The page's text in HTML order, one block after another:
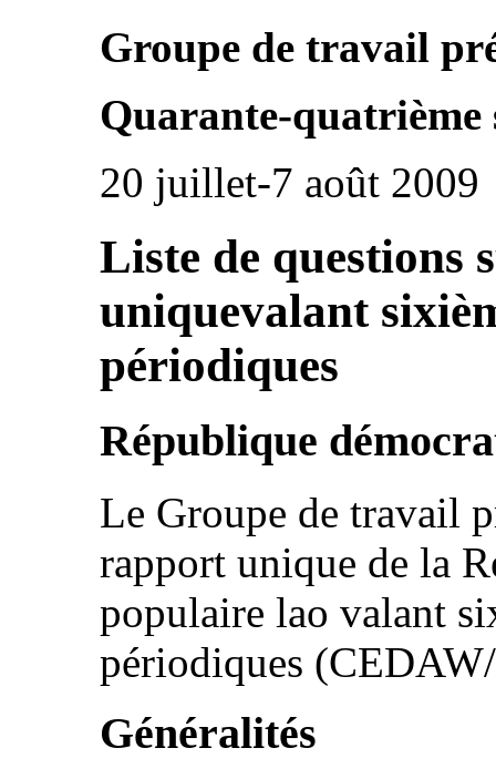
Groupe de travail
Quarante-quatrième
20 juillet-7 août 2009
Liste de questions
uniquevalant
périodiques
République
Le Groupe de travail
rapport unique de la
populaire lao valant
périodiques
Généralités